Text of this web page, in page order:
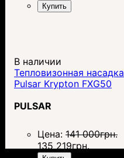
Купить
В наличии
Тепловизонная насадка
Pulsar Krypton FXG50
PULSAR
Цена: 141 000грн.
135 219грн.